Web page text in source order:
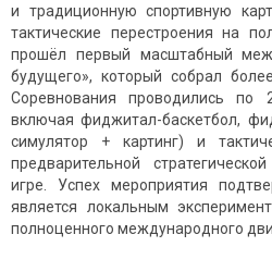
и традиционную спортивную
тактические перестроения на
прошёл первый масштабный
будущего», который собрал
Соревнования проводились по
включая фиджитал-баскетбол,
симулятор + картинг) и
предварительной
игре. Успех мероприятия
является локальным
полноценного международного